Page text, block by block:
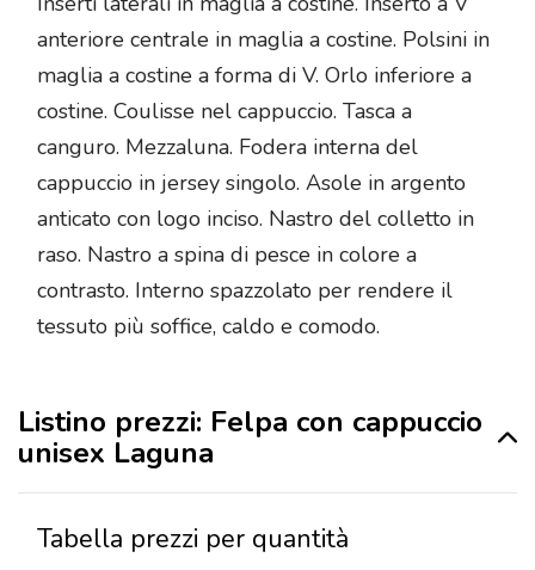
anteriore centrale in maglia a costine. Polsini in
maglia a costine a forma di V. Orlo inferiore a
costine. Coulisse nel cappuccio. Tasca a
canguro. Mezzaluna. Fodera interna del
cappuccio in jersey singolo. Asole in argento
anticato con logo inciso. Nastro del colletto in
raso. Nastro a spina di pesce in colore a
contrasto. Interno spazzolato per rendere il
tessuto più soffice, caldo e comodo.
Listino prezzi: Felpa con cappuccio
unisex Laguna
Tabella prezzi per quantità